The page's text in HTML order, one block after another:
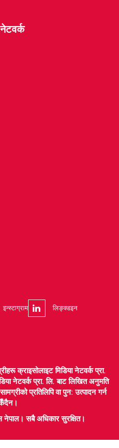
इन्स्टाग्राम लिङ्क्डइन
क्राइसोलाइट मिडिया नेटवर्क प्रा.
नेटवर्क प्रा. लि. बाट लिखित अनुमति
प्रतिलिपि वा पुन: उत्पादन गर्न
नेपाल। सबै अधिकार सुरक्षित।